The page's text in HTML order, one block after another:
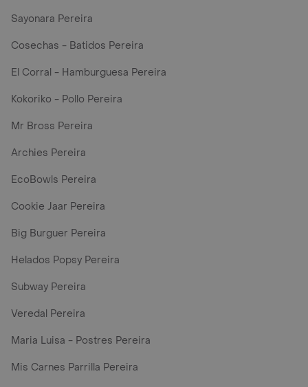
Sayonara Pereira
Cosechas - Batidos Pereira
El Corral - Hamburguesa Pereira
Kokoriko - Pollo Pereira
Mr Bross Pereira
Archies Pereira
EcoBowls Pereira
Cookie Jaar Pereira
Big Burguer Pereira
Helados Popsy Pereira
Subway Pereira
Veredal Pereira
Maria Luisa - Postres Pereira
Mis Carnes Parrilla Pereira